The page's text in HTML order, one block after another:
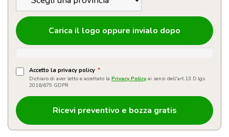
Carica il logo oppure invialo dopo
Accetto la privacy policy *
Dichiaro di aver letto e accettato la Privacy Policy ai sensi dell'art.13 D.lgs
2016/679 GDPR